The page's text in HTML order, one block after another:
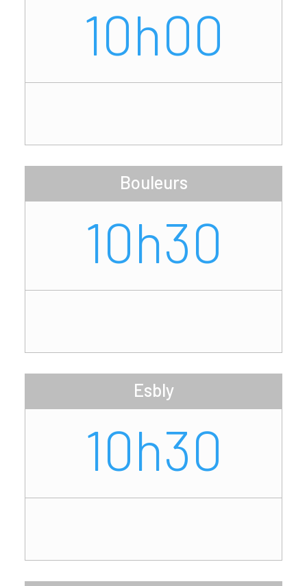
10h00
Bouleurs
10h30
Esbly
10h30